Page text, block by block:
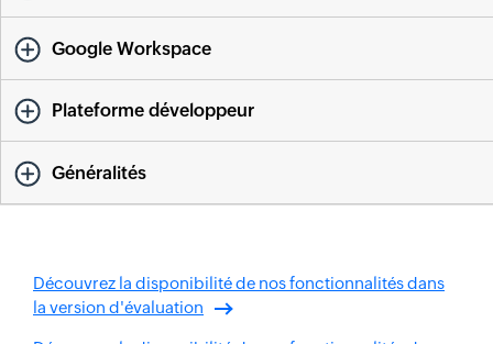
Google Workspace
Plateforme développeur
Généralités
Découvrez la disponibilité de nos fonctionnalités dans
la version d'évaluation